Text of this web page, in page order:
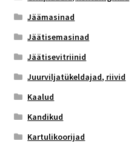
Jäämasinad
Jäätisemasinad
Jäätisevitriinid
Juurviljatükeldajad, riivid
Kaalud
Kandikud
Kartulikoorijad